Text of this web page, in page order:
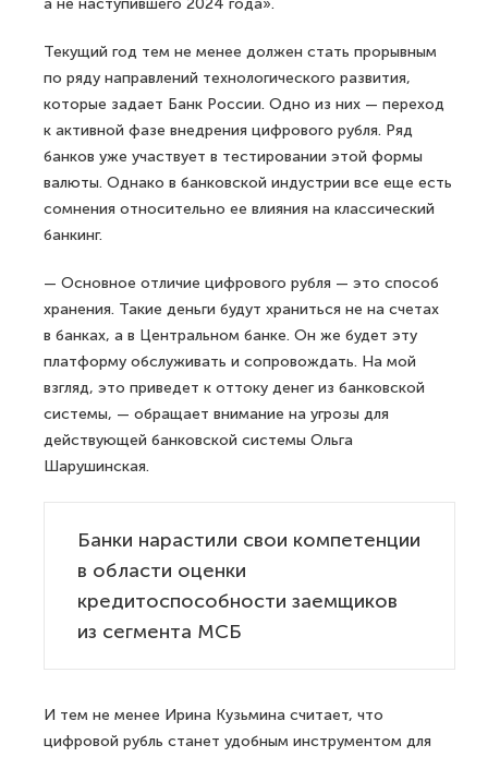
а не наступившего 2024 года».
Текущий год тем не менее должен стать прорывным
по ряду направлений технологического развития,
которые задает Банк России. Одно из них — переход
к активной фазе внедрения цифрового рубля. Ряд
банков уже участвует в тестировании этой формы
валюты. Однако в банковской индустрии все еще есть
сомнения относительно ее влияния на классический
банкинг.
— Основное отличие цифрового рубля — это способ
хранения. Такие деньги будут храниться не на счетах
в банках, а в Центральном банке. Он же будет эту
платформу обслуживать и сопровождать. На мой
взгляд, это приведет к оттоку денег из банковской
системы, — обращает внимание на угрозы для
действующей банковской системы Ольга
Шарушинская.
Банки нарастили свои компетенции
в области оценки
кредитоспособности заемщиков
из сегмента МСБ
И тем не менее Ирина Кузьмина считает, что
цифровой рубль станет удобным инструментом для